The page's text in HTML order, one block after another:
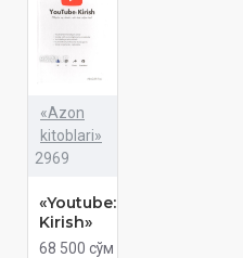
«Azon
kitoblari»
2969
«Youtube:
Kirish»
68 500 сўм